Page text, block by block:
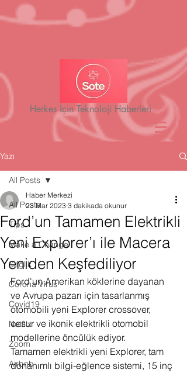
Herkes İçin Teknoloji Haberleri
Yazı
All Posts
Tips
Make a Change
Sağlık
Corona Virus
Covid19
Netflix
Zoom
Airbnb
All Posts
Ford’un Tamamen Elektrikli
Yeni Explorer’ı ile Macera
Yeniden Keşfediliyor
Haber Merkezi
23 Mar 2023 3 dakikada okunur
Ford'un Amerikan köklerine dayanan
ve Avrupa pazarı için tasarlanmış
otomobili yeni Explorer crossover,
cesur ve ikonik elektrikli otomobil
modellerine öncülük ediyor.
Tamamen elektrikli yeni Explorer, tam
donanımlı bilgi-eğlence sistemi, 15 inç